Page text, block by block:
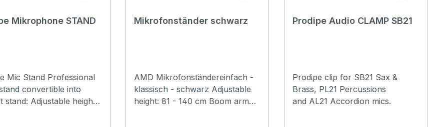
Prodipe Mikrophone STAND
Mic Stand Professional
convertible into
stand: Adjustable height:
Mikrofonständer schwarz
AMD Mikrofonständereinfach -
klassisch - schwarz Adjustable
height: 81 - 140 cm Boom arm
Prodipe Audio CLAMP SB21
Prodipe clip for SB21 Sax &
Brass, PL21 Percussions
and AL21 Accordion mics.